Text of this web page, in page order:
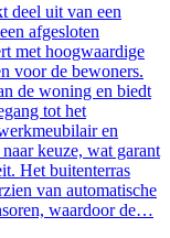
deel uit van een
afgesloten
met hoogwaardige
voor de bewoners.
de woning en biedt
tot het
en
keuze, wat garant
Het buitenterras
van automatische
waardoor de…